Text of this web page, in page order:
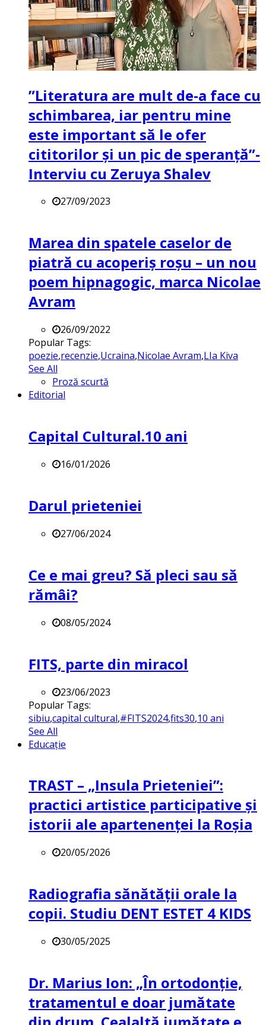
”Literatura are mult de-a face cu
schimbarea, iar pentru mine
este important să le ofer
cititorilor și un pic de speranță”-
Interviu cu Zeruya Shalev
27/09/2023
Marea din spatele caselor de
piatră cu acoperiș roșu – un nou
poem hipnagogic, marca Nicolae
Avram
26/09/2022
Popular Tags:
poezie,recenzie,Ucraina,Nicolae Avram,LIa Kiva
See All
Proză scurtă
Editorial
Capital Cultural.10 ani
16/01/2026
Darul prieteniei
27/06/2024
Ce e mai greu? Să pleci sau să
rămâi?
08/05/2024
FITS, parte din miracol
23/06/2023
Popular Tags:
sibiu,capital cultural,#FITS2024,fits30,10 ani
See All
Educație
TRAST – „Insula Prieteniei”:
practici artistice participative și
istorii ale apartenenței la Roșia
20/05/2026
Radiografia sănătății orale la
copii. Studiu DENT ESTET 4 KIDS
30/05/2025
Dr. Marius Ion: „În ortodonție,
tratamentul e doar jumătate